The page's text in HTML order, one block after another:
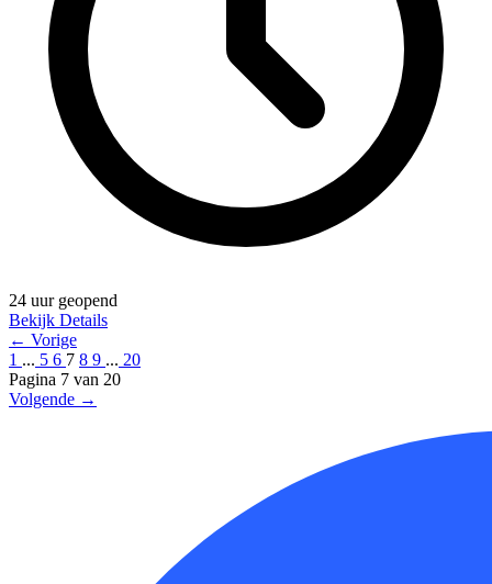
24 uur geopend
Bekijk Details
← Vorige
1 ... 5 6 7 8 9 ... 20
Pagina 7 van 20
Volgende →